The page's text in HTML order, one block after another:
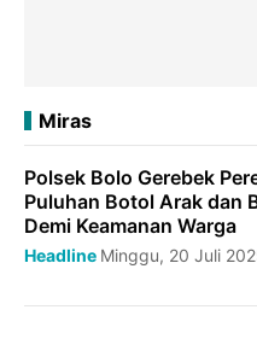
Miras
Polsek Bolo Gerebek
Puluhan Botol Arak dan
Demi Keamanan Warga
Headline Minggu, 20 Juli